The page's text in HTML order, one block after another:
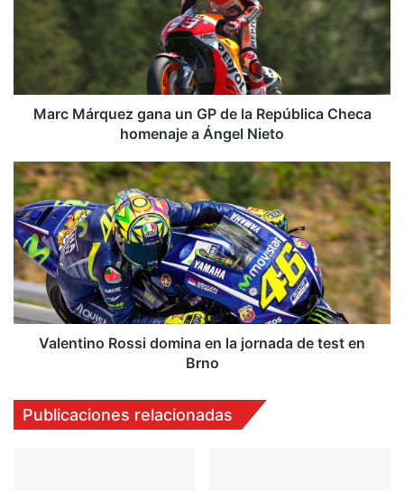
u
a
n
a
u
n
G
P
d
e
ú
Marc Márquez gana un GP de la República Checa
homenaje a Ángel Nieto
V
a
l
e
n
i
n
o
s
Valentino Rossi domina en la jornada de test en
Brno
Publicaciones relacionadas